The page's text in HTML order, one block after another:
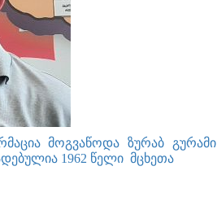
მოგვაწოდა ზურაბ
1962 წელი მცხეთა